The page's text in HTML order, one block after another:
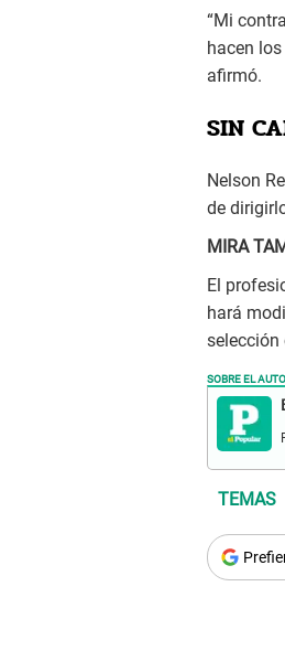
“Mi
hacen
afirmó.
SIN
Nelson
de
MIRA
El
hará
selección
SOBRE EL